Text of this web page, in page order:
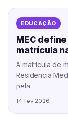
EDUCAÇÃO
MEC
matrícula
A matrícula de
Residência
pela...
14 fev 2026